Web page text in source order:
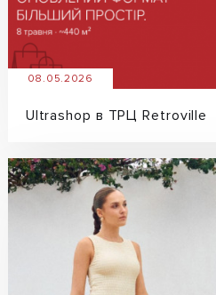
08.05.2026
Ultrashop в ТРЦ Retroville